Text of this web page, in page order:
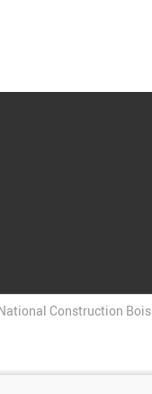
Construction Bois